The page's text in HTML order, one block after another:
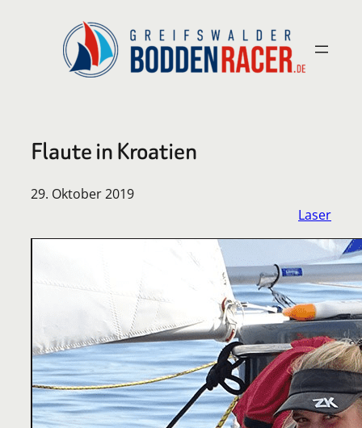
Flaute in Kroatien
29. Oktober 2019
Laser